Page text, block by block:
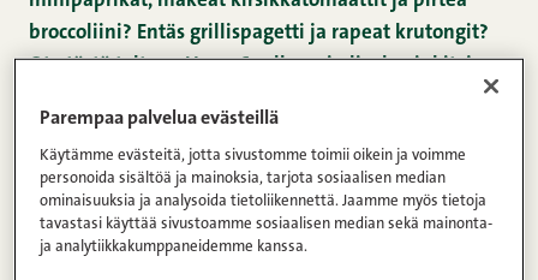
broccoliini? Entäs grillispagetti ja rapeat krutongit?
Ota tästä talteen Herra Snellmanin lisukevinkit, ja
Herra Snellmanin kesän 2021 uutuuksista löytyy
herkkuja moneen makuun. Kaikkia uutuuksia
yhdistää kotimaisuuden, korkean laadun ja
Parempaa palvelua evästeillä
Käytämme evästeitä, jotta sivustomme toimii oikein ja voimme
personoida sisältöä ja mainoksia, tarjota sosiaalisen median
ominaisuuksia ja analysoida tietoliikennettä. Jaamme myös tietoja
tavastasi käyttää sivustoamme sosiaalisen median sekä mainonta-
ja analytiikkakumppaneidemme kanssa.